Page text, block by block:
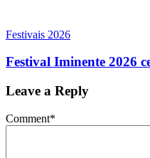
Festivais 2026
Festival Iminente 2026
Leave a Reply
Comment*